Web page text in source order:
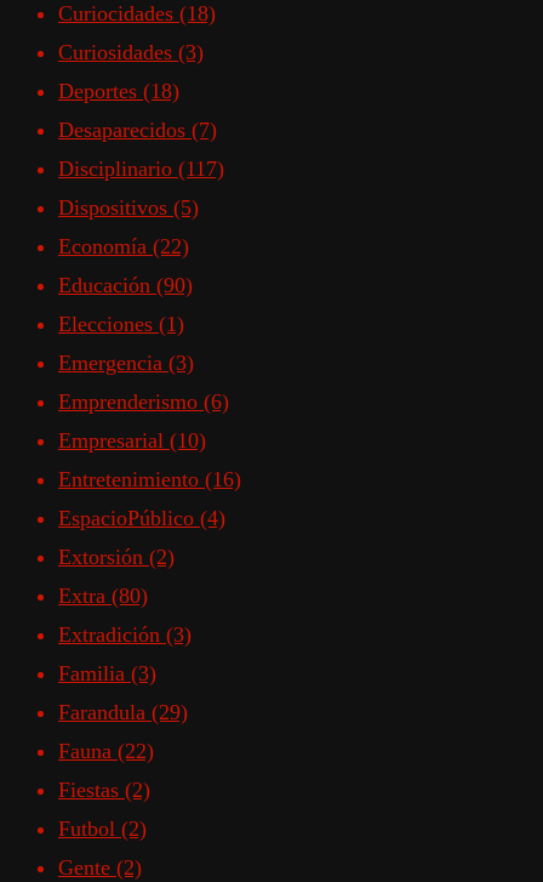
Curiocidades (18)
Curiosidades (3)
Deportes (18)
Desaparecidos (7)
Disciplinario (117)
Dispositivos (5)
Economía (22)
Educación (90)
Elecciones (1)
Emergencia (3)
Emprenderismo (6)
Empresarial (10)
Entretenimiento (16)
EspacioPúblico (4)
Extorsión (2)
Extra (80)
Extradición (3)
Familia (3)
Farandula (29)
Fauna (22)
Fiestas (2)
Futbol (2)
Gente (2)